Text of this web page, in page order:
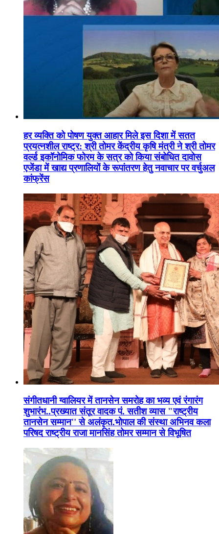
हर व्यक्ति को पोषण युक्त आहार मिले इस दिशा में सतत
प्रयत्नशील राष्ट्र: श्री तोमर केंद्रीय कृषि मंत्री ने श्री तोमर
वर्ल्ड इकॉनोमिक फोरम के सत्र को किया संबोधित दावोस
एजेंडा में खाद्य प्रणालियों के रूपांतरण हेतु नवाचार पर वर्चुअल
कांफ्रेंस
संगीतधानी ग्वालियर में तानसेन समरोह का भव्य एवं रंगारंग
शुभारंभ..प्रख्यात संतूर वादक पं. सतीश व्यास "राष्ट्रीय
तानसेन सम्मान'' से अलंकृत.भोपाल की संस्था अभिनव कला
परिषद राष्ट्रीय राजा मानसिंह तोमर सम्मान से विभूषित